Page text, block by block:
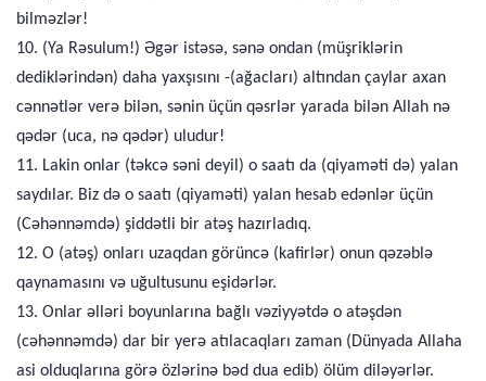
bilməzlər!
10. (Ya Rəsulum!) Əgər istəsə, sənə ondan (müşriklərin
dediklərindən) daha yaxşısını -(ağacları) altından çaylar axan
cənnətlər verə bilən, sənin üçün qəsrlər yarada bilən Allah nə
qədər (uca, nə qədər) uludur!
11. Lakin onlar (təkcə səni deyil) o saatı da (qiyaməti də) yalan
saydılar. Biz də o saatı (qiyaməti) yalan hesab edənlər üçün
(Cəhənnəmdə) şiddətli bir atəş hazırladıq.
12. O (atəş) onları uzaqdan görüncə (kafirlər) onun qəzəblə
qaynamasını və uğultusunu eşidərlər.
13. Onlar əlləri boyunlarına bağlı vəziyyətdə o atəşdən
(cəhənnəmdə) dar bir yerə atılacaqları zaman (Dünyada Allaha
asi olduqlarına görə özlərinə bəd dua edib) ölüm diləyərlər.